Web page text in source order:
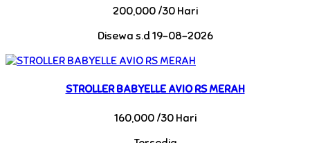
200,000 /30 Hari
Disewa s.d 19-08-2026
STROLLER BABYELLE AVIO RS MERAH
160,000 /30 Hari